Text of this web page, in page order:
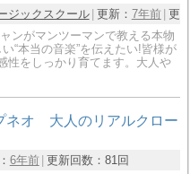
ジックスクール 更新： 7年前 更
ンがマンツーマンで教える本物
“本当の音楽”を伝えたい!皆様が
性をしっかり育てます。大人や
ネオ 大人のリアルクロー
6年前 更新回数： 81回